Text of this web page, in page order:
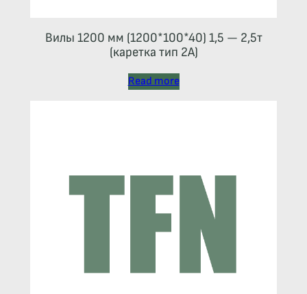
Вилы 1200 мм (1200*100*40) 1,5 — 2,5т
(каретка тип 2A)
Read more